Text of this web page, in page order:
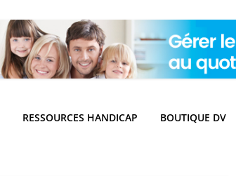
RESSOURCES HANDICAP BOUTIQUE DV